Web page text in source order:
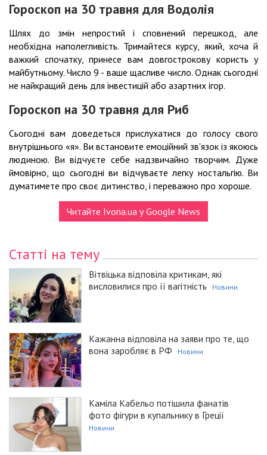
Гороскоп на 30 травня для Водолія
Шлях до змін непростий і сповнений перешкод, але
необхідна наполегливість. Тримайтеся курсу, який, хоча й
важкий спочатку, принесе вам довгострокову користь у
майбутньому. Число 9 - ваше щасливе число. Однак сьогодні
не найкращий день для інвестицій або азартних ігор.
Гороскоп на 30 травня для Риб
Сьогодні вам доведеться прислухатися до голосу свого
внутрішнього «я». Ви встановите емоційний зв'язок із якоюсь
людиною. Ви відчуєте себе надзвичайно творчим. Дуже
ймовірно, що сьогодні ви відчуваєте легку ностальгію. Ви
думатимете про своє дитинство, і переважно про хороше.
Читайте Ivona.ua у Google News
Статті на тему
Вітвіцька відповіла критикам, які
висловилися про її вагітність
Новини
Кажанна відповіла на заяви про те, що
вона заробляє в РФ
Новини
Каміла Кабельо потішила фанатів
фото фігури в купальнику в Греції
Новини